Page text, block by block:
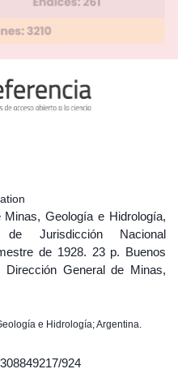
Geología e Hidrología,
Jurisdicción Nacional
de 1928. 23 p. Buenos
General de Minas,
e Hidrología; Argentina.
924